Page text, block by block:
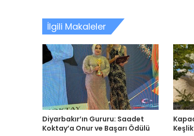
İlgili Makaleler
Diyarbakır’ın Gururu: Saadet
Koktay’a Onur ve Başarı Ödülü